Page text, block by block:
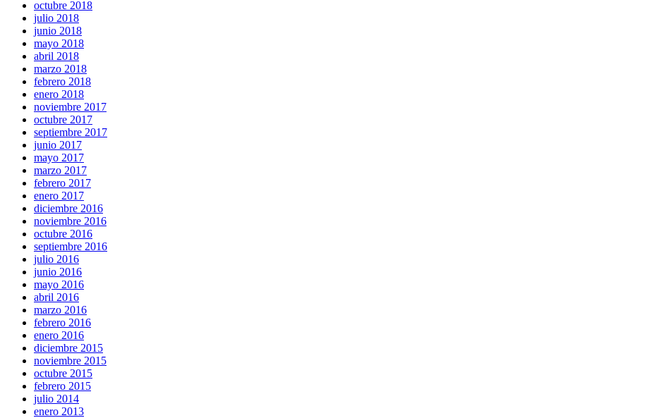
octubre 2018
julio 2018
junio 2018
mayo 2018
abril 2018
marzo 2018
febrero 2018
enero 2018
noviembre 2017
octubre 2017
septiembre 2017
junio 2017
mayo 2017
marzo 2017
febrero 2017
enero 2017
diciembre 2016
noviembre 2016
octubre 2016
septiembre 2016
julio 2016
junio 2016
mayo 2016
abril 2016
marzo 2016
febrero 2016
enero 2016
diciembre 2015
noviembre 2015
octubre 2015
febrero 2015
julio 2014
enero 2013